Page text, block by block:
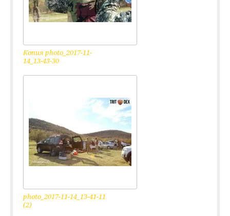
Копия photo_2017-11-
14_13-43-30
photo_2017-11-14_13-41-11
(2)